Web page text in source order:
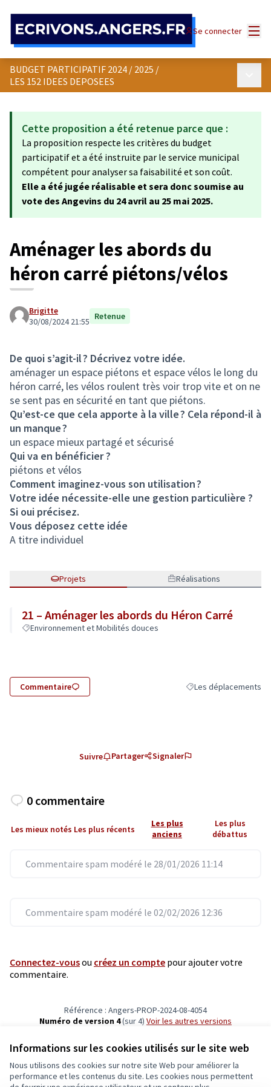
Informations sur les cookies utilisés sur le site web
Nous utilisons des cookies sur notre site Web pour améliorer la
performance et les contenus du site. Les cookies nous permettent
Se connecter
BUDGET PARTICIPATIF 2024 / 2025 /
LES 152 IDEES DEPOSEES
Cette proposition a été retenue parce que :
La proposition respecte les critères du budget
participatif et a été instruite par le service municipal
compétent pour analyser sa faisabilité et son coût.
Elle a été jugée réalisable et sera donc soumise au
vote des Angevins du 24 avril au 25 mai 2025.
Aménager les abords du
héron carré piétons/vélos
Brigitte
30/08/2024 21:55 Retenue
De quoi s’agit-il ? Décrivez votre idée.
aménager un espace piétons et espace vélos le long du
héron carré, les vélos roulent très voir trop vite et on ne
se sent pas en sécurité en tant que piétons.
Qu’est-ce que cela apporte à la ville ? Cela répond-il à
un manque ?
un espace mieux partagé et sécurisé
Qui va en bénéficier ?
piétons et vélos
Comment imaginez-vous son utilisation ?
Votre idée nécessite-elle une gestion particulière ?
Si oui précisez.
Vous déposez cette idée
A titre individuel
Projets Réalisations
21 – Aménager les abords du Héron Carré
Environnement et Mobilités douces
Commentaire Filtrer les résultats de
Les déplacements
Suivre Partager Signaler
0 commentaire
Les mieux notés Les plus récents
Les plus
anciens
Les plus
débattus
Commentaire spam modéré le 28/01/2026 11:14
Commentaire spam modéré le 02/02/2026 12:36
Connectez-vousou créez un compte pour ajouter votre
commentaire.
Référence : Angers-PROP-2024-08-4054
Numéro de version 4(sur 4)
voir les autres versions
Conditions d'utilisation
Paramètres des cookies